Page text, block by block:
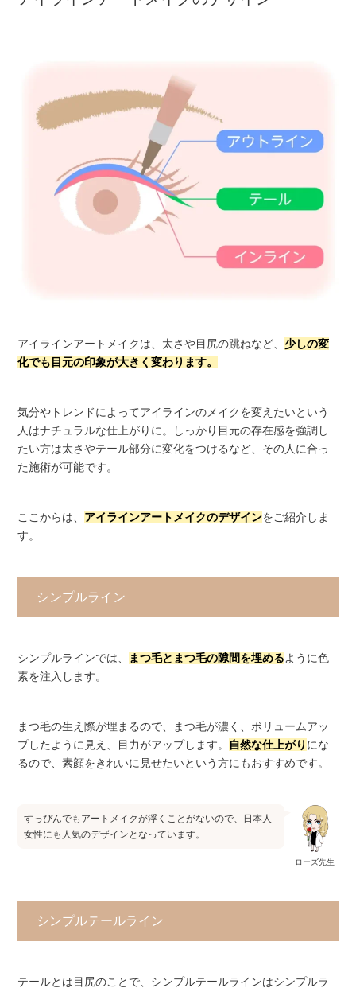
アイラインアートメイクは、太さや目尻の跳ねなど、少しの変
化でも目元の印象が大きく変わります。
気分やトレンドによってアイラインのメイクを変えたいという
人はナチュラルな仕上がりに。しっかり目元の存在感を強調し
たい方は太さやテール部分に変化をつけるなど、その人に合っ
た施術が可能です。
ここからは、 アイラインアートメイクのデザインをご紹介しま
す。
シンプルライン
シンプルラインでは、 まつ毛とまつ毛の隙間を埋めるように色
素を注入します。
まつ毛の生え際が埋まるので、まつ毛が濃く、ボリュームアッ
プしたように見え、目力がアップします。
自然な仕上がり にな
るので、素顔をきれいに見せたいという方にもおすすめです。
ローズ先生
すっぴんでもアートメイクが浮くことがないので、日本人
女性にも人気のデザインとなっています。
シンプルテールライン
テールとは目尻のことで、シンプルテールラインはシンプルラ